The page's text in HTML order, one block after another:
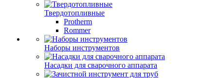
Твердотопливные
Protherm
Rommer
Наборы инструментов
Насадки для сварочного аппарата